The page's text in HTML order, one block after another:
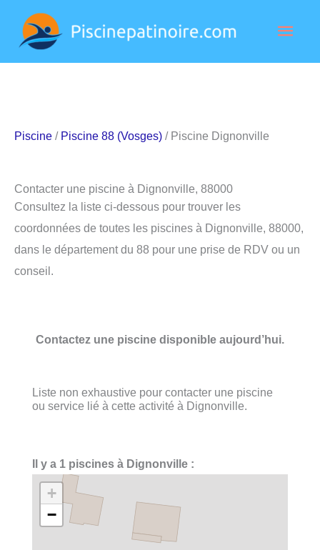
contenu
Piscine / Piscine 88 (Vosges) / Piscine Dignonville
Contacter une piscine à Dignonville, 88000
Consultez la liste ci-dessous pour trouver les
coordonnées de toutes les piscines à Dignonville, 88000,
dans le département du 88 pour une prise de RDV ou un
conseil.
Contactez une piscine disponible aujourd’hui.
Liste non exhaustive pour contacter une piscine
ou service lié à cette activité à Dignonville.
Il y a 1 piscines à Dignonville :
+
−